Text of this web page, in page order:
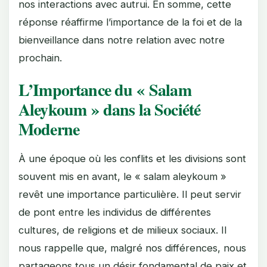
nos interactions avec autrui. En somme, cette
réponse réaffirme l’importance de la foi et de la
bienveillance dans notre relation avec notre
prochain.
L’Importance du « Salam
Aleykoum » dans la Société
Moderne
À une époque où les conflits et les divisions sont
souvent mis en avant, le « salam aleykoum »
revêt une importance particulière. Il peut servir
de pont entre les individus de différentes
cultures, de religions et de milieux sociaux. Il
nous rappelle que, malgré nos différences, nous